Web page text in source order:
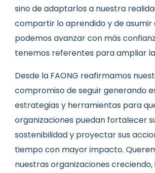
sino de adaptarlos a nuestra
compartir lo aprendido y de asumir
podemos avanzar con más
tenemos referentes para ampliar
Desde la FAONG reafirmamos
compromiso de seguir generando
estrategias y herramientas para
organizaciones puedan fortalecer
sostenibilidad y proyectar sus
tiempo con mayor impacto.
nuestras organizaciones creciendo,